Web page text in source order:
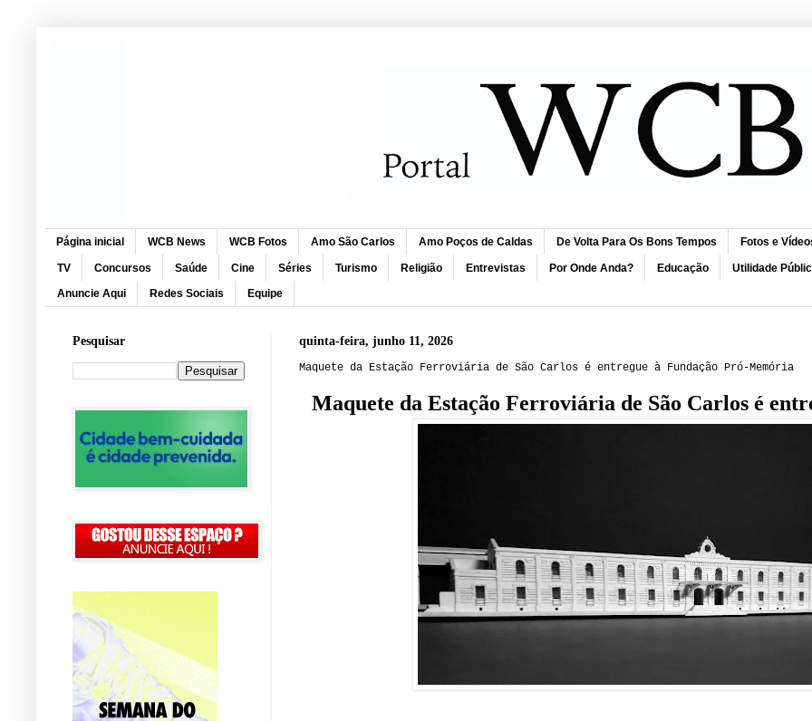
Página inicial WCB News WCB Fotos Amo São Carlos Amo Poços de Caldas De Volta Para Os Bons Tempos Fotos e
TV Concursos Saúde Cine Séries Turismo Religião Entrevistas Por Onde Anda? Educação Utilidade
Anuncie Aqui Redes Sociais Equipe
quinta-feira, junho 11, 2026
Maquete da Estação Ferroviária de São Carlos é entregue à Fundação Pró-Memória
Maquete da Estação Ferroviária de São Carlos é
Pesquisar